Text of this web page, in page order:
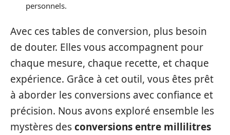
personnels.
Avec ces tables de conversion, plus besoin
de douter. Elles vous accompagnent pour
chaque mesure, chaque recette, et chaque
expérience. Grâce à cet outil, vous êtes prêt
à aborder les conversions avec confiance et
précision. Nous avons exploré ensemble les
mystères desconversions entre millilitres